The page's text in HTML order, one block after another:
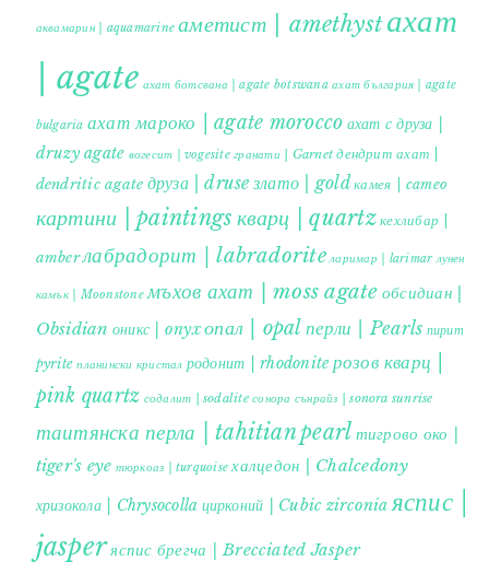
аквамарин | aquamarine аметист | amethystахат
| agate ахат ботсвана | agate botswana ахат българия | agate
bulgaria ахат мароко | agate morocco ахат с друза |
druzy agate вогесит | vogesite гранати | Garnet дендрит ахат |
dendritic agate друза | druse злато | gold камея | cameo
картини | paintings кварц | quartzкехлибар |
amberлабрадорит | labradorite ларимар | larimar лунен
камък | Moonstone мъхов ахат | moss agate обсидиан |
Obsidian оникс | onyxопал | opal перли | Pearls пирит |
pyrite планински кристал родонит | rhodonite розов кварц |
pink quartz содалит | sodalite сонора сънрайз | sonora sunrise
таитянска перла | tahitian pearl тигрово око |
tiger's eye тюркоаз | turquoise халцедон | Chalcedony
хризокола | Chrysocolla цирконий | Cubic zirconia яспис |
jasperяспис брегча | Brecciated Jasper